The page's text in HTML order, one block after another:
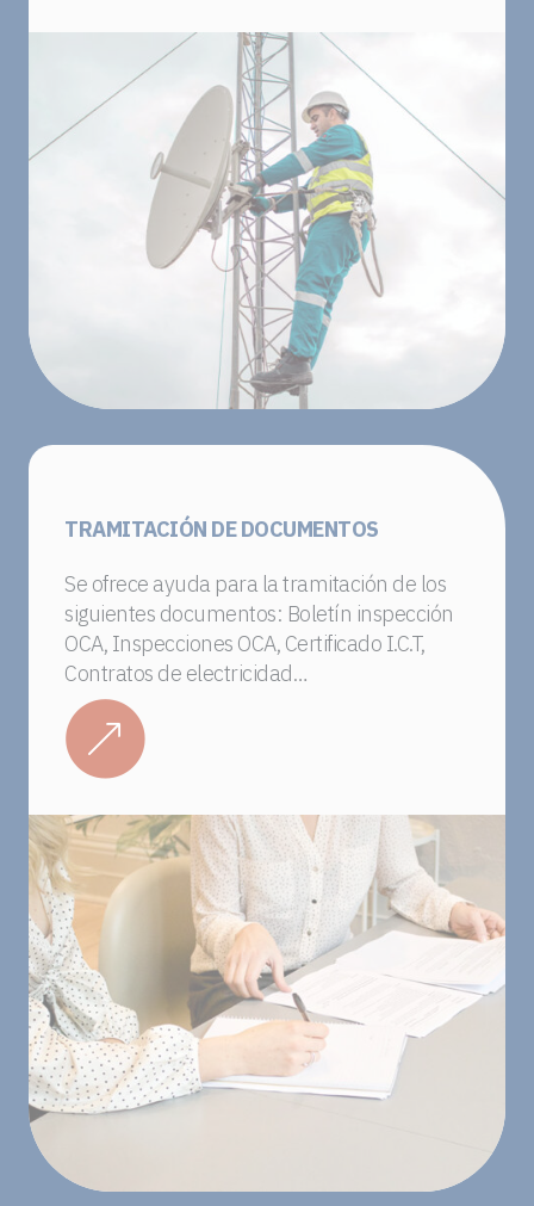
TRAMITACIÓN DE DOCUMENTOS
Se ofrece ayuda para la tramitación de los
siguientes documentos: Boletín inspección
OCA, Inspecciones OCA, Certificado I.C.T,
Contratos de electricidad…